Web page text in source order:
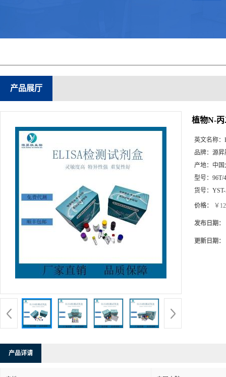
产品展厅
植物N-
英文名称：
品牌： 源昇
产地： 中国
型号： 96T/
货号：
价格： ￥
发布日期：
更新日期：
产品详请